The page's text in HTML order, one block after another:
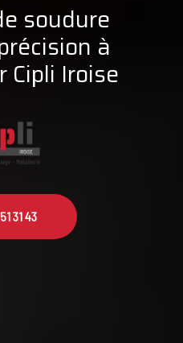
soudure
à
Cipli Iroise
31 43